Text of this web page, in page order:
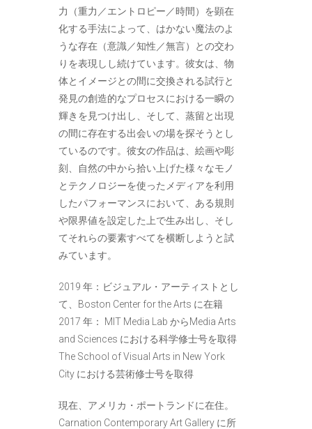
力（重力／エントロピー／時間）を顕在
化する手法によって、はかない魔法のよ
うな存在（意識／知性／無言）との交わ
りを表現しし続けています。彼女は、物
体とイメージとの間に交換される試行と
発見の創造的なプロセスにおける一瞬の
輝きを見つけ出し、そして、蒸留と出現
の間に存在する出会いの場を探そうとし
ているのです。彼女の作品は、絵画や彫
刻、自然の中から拾い上げた様々なモノ
とテクノロジーを使ったメディアを利用
したパフォーマンスにおいて、ある規則
や限界値を設定した上で生み出し、そし
てそれらの要素すべてを横断しようと試
みています。
2019 年：ビジュアル・アーティストとし
て、Boston Center for the Arts に在籍
2017 年： MIT Media Lab からMedia Arts
and Sciences における科学修士号を取得
The School of Visual Arts in New York
City における芸術修士号を取得
現在、アメリカ・ポートランドに在住。
Carnation Contemporary Art Gallery に所